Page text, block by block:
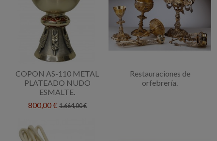
COPON AS-110 METAL
PLATEADO NUDO
ESMALTE.
800,00 €1.664,00 €
Restauraciones de
orfebrería.